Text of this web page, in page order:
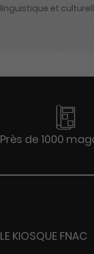
linguistique et
Près de 1000
LE KIOSQUE FNAC